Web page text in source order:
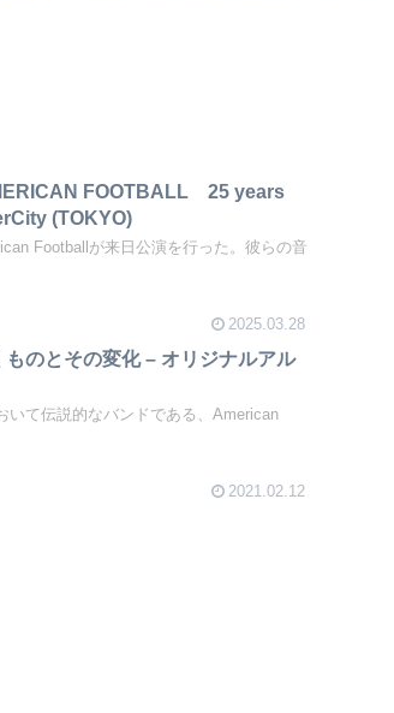
FOOTBALL 25 years
(TOKYO)
Footballが来日公演を行った。彼らの音
2025.03.28
のとその変化 – オリジナルアル
いて伝説的なバンドである、American
2021.02.12